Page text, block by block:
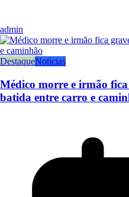
admin
DestaqueNoticias
Médico morre e irmão
batida entre carro e